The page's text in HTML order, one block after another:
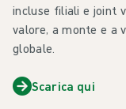
incluse filiali e joint
valore, a monte e a
globale.
Scarica qui